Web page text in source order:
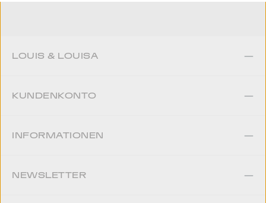
LOUIS & LOUISA
KUNDENKONTO
INFORMATIONEN
NEWSLETTER